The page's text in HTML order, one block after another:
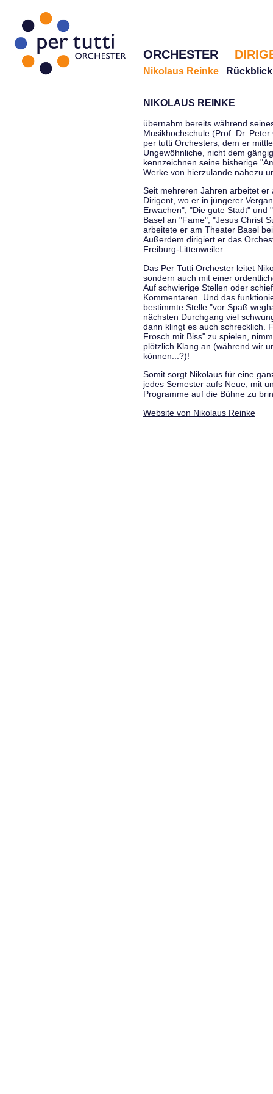
ORCHESTER
Nikolaus Reinke Rückblick
NIKOLAUS REINKE
übernahm bereits während
Musikhochschule (Prof. Dr.
per tutti Orchesters, dem er
Ungewöhnliche, nicht dem
kennzeichnen seine bisherige
Werke von hierzulande nahezu
Seit mehreren Jahren arbeitet
Dirigent, wo er in jüngerer
Erwachen", "Die gute Stadt" und
Basel an "Fame", "Jesus Christ
arbeitete er am Theater Basel
Außerdem dirigiert er das
Freiburg-Littenweiler.
Das Per Tutti Orchester leitet
sondern auch mit einer
Auf schwierige Stellen oder
Kommentaren. Und das
bestimmte Stelle "vor Spaß
nächsten Durchgang viel
dann klingt es auch schrecklich.
Frosch mit Biss" zu spielen,
plötzlich Klang an (während wir
können...?)!
Somit sorgt Nikolaus für eine
jedes Semester aufs Neue, mit
Programme auf die Bühne zu
Website von Nikolaus Reinke